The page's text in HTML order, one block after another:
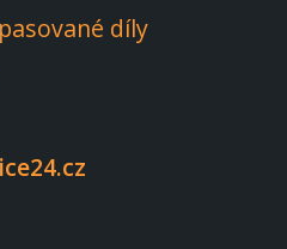
díly